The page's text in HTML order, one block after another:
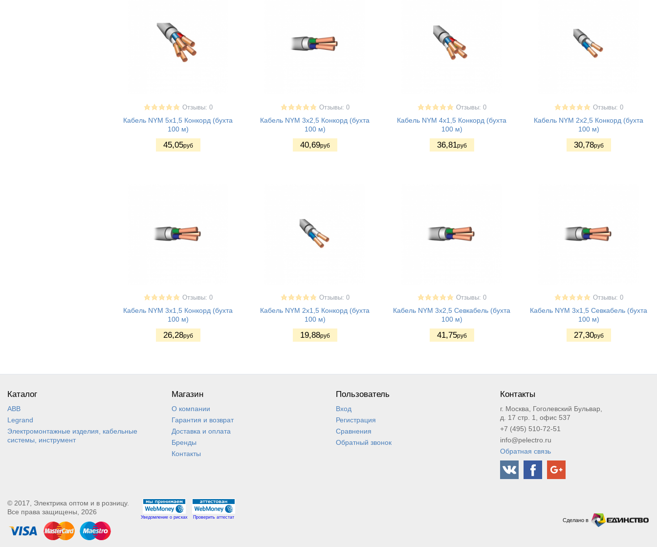
Отзывы: 0
Кабель NYM 5x1,5 Конкорд (бухта
100 м)
45,05руб
Отзывы: 0
Кабель NYM 3x2,5 Конкорд (бухта
100 м)
40,69руб
Отзывы: 0
Кабель NYM 4x1,5 Конкорд (бухта
100 м)
36,81руб
Отзывы: 0
Кабель NYM 2x2,5 Конкорд (бухта
100 м)
30,78руб
Отзывы: 0
Кабель NYM 3x1,5 Конкорд (бухта
100 м)
26,28руб
Отзывы: 0
Кабель NYM 2x1,5 Конкорд (бухта
100 м)
19,88руб
Отзывы: 0
Кабель NYM 3x2,5 Севкабель (бухта
100 м)
41,75руб
Отзывы: 0
Кабель NYM 3x1,5 Севкабель (бухта
100 м)
27,30руб
Каталог
ABB
Legrand
Электромонтажные изделия, кабельные
системы, инструмент
Магазин
О компании
Гарантия и возврат
Доставка и оплата
Бренды
Контакты
Пользователь
Вход
Регистрация
Сравнения
Обратный звонок
Контакты
г. Москва, Гоголевский Бульвар,
д. 17 стр. 1, офис 537
+7 (495) 510-72-51
info@pelectro.ru
Обратная связь
© 2017, Электрика оптом и в розницу.
Все права защищены, 2026
Уведомление о рисках Проверить аттестат Сделано в